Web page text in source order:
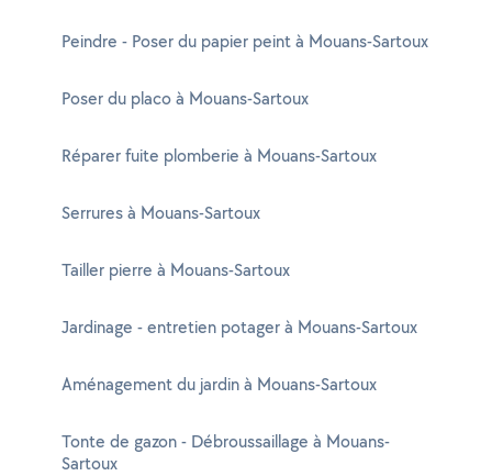
Peindre - Poser du papier peint à Mouans-Sartoux
Poser du placo à Mouans-Sartoux
Réparer fuite plomberie à Mouans-Sartoux
Serrures à Mouans-Sartoux
Tailler pierre à Mouans-Sartoux
Jardinage - entretien potager à Mouans-Sartoux
Aménagement du jardin à Mouans-Sartoux
Tonte de gazon - Débroussaillage à Mouans-
Sartoux